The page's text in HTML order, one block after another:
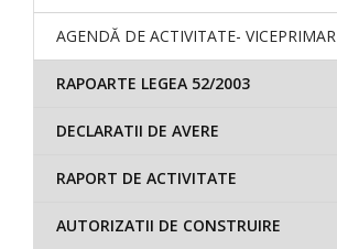
AGENDĂ DE ACTIVITATE- VICEPRIMAR
RAPOARTE LEGEA 52/2003
DECLARATII DE AVERE
RAPORT DE ACTIVITATE
AUTORIZATII DE CONSTRUIRE